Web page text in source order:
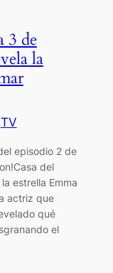
3 de
la
TV
episodio 2 de
del
estrella Emma
actriz que
qué
el